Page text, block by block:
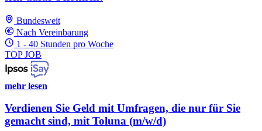
Bundesweit
Nach Vereinbarung
1 - 40 Stunden pro Woche
TOP JOB
mehr lesen
Verdienen Sie Geld mit Umfragen, die nur für Sie
gemacht sind, mit Toluna (m/w/d)